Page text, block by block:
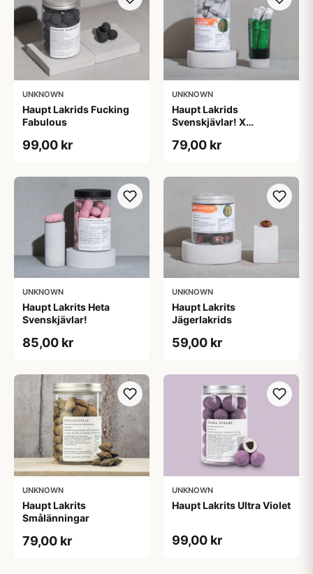
UNKNOWN
Haupt Lakrids Fucking
Fabulous
99,00 kr
UNKNOWN
Haupt Lakrids
Svenskjävlar! X
79,00 kr
UNKNOWN
Haupt Lakrits Heta
Svenskjävlar!
85,00 kr
UNKNOWN
Haupt Lakrits
Jägerlakrids
59,00 kr
UNKNOWN
Haupt Lakrits
Smålänningar​
79,00 kr
UNKNOWN
Haupt Lakrits Ultra Violet
99,00 kr